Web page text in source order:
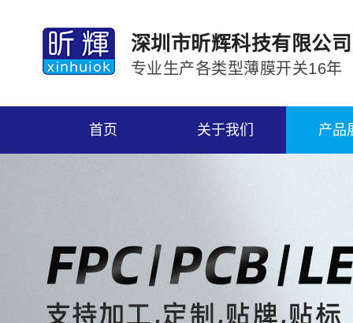
深圳市昕辉科技有限公司
专业生产各类型薄膜开关16年
首页 关于我们 产品